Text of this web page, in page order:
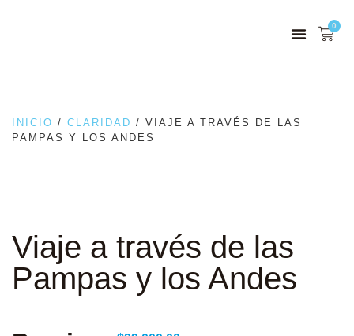
0
INICIO / CLARIDAD / VIAJE A TRAVÉS DE LAS
PAMPAS Y LOS ANDES
Viaje a través de las
Pampas y los Andes